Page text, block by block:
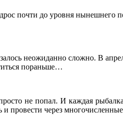
почти до уровня нынешнего
неожиданно сложно. В
пораньше…
не попал. И каждая
провести через